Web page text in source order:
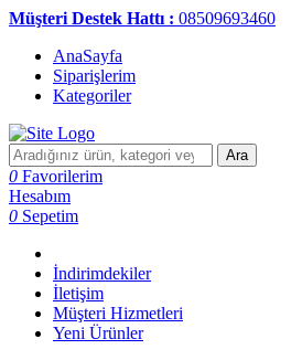
Müşteri Destek Hattı : 08509693460
AnaSayfa
Siparişlerim
Kategoriler
Ara
0 Favorilerim
Hesabım
0 Sepetim
İndirimdekiler
İletişim
Müşteri Hizmetleri
Yeni Ürünler